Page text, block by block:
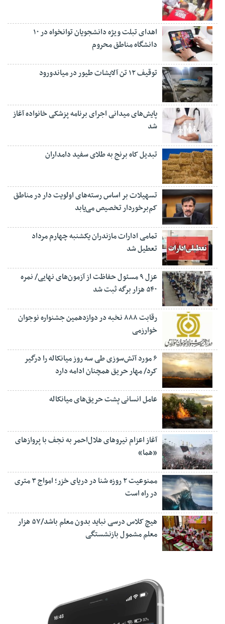
اهدای تبلت ویژه دانشجویان توانخواه در ۱۰
دانشگاه مناطق محروم
توقیف ۱۲ تن آلایشات طیور در میاندورود
پایش‌های میدانی اجرای برنامه پزشکی خانواده آغاز
شد
تبدیل کاه برنج به طلای سفید دامداران
تسهیلات بر اساس رسته‌های اولویت دار در مناطق
کم‌برخوردار تخصیص می‌یابد
تمامی ادارات مازندران یکشنبه چهارم مرداد
تعطیل شد
عزل ۹ مسئول حفاظت از آزمون‌های نهایی/ نمره
۵۴۰ هزار برگه ثبت شد
رقابت ۸۸۸ نخبه در دوازدهمین جشنواره نوجوان
خوارزمی
۶ مورد آتش‌سوزی طی سه روز میانکاله را درگیر
کرد/ مهار حریق همچنان ادامه دارد
عامل انسانی پشت حریق‌های میانکاله
آغاز اعزام نیروهای هلال‌احمر به نجف با پروازهای
«هما»
ممنوعیت ۲ روزه شنا در دریای خزر؛ امواج ۳ متری
در راه است
هیچ کلاس درسی نباید بدون معلم باشد/۵۷ هزار
معلم مشمول بازنشستگی